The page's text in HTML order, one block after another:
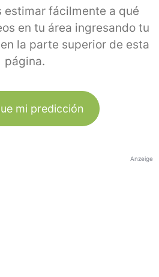
estimar fácilmente a qué
en tu área ingresando tu
la parte superior de esta
página.
mi predicción
Anzeige